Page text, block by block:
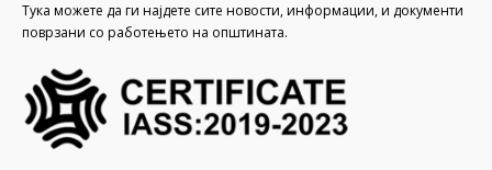
Тука можете да ги најдете сите новости, информации, и документи
поврзани со работењето на општината.